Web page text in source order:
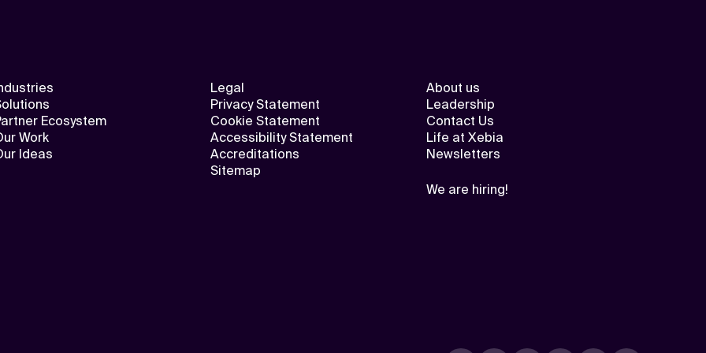
Ecosystem
Work
Ideas
Legal
Privacy Statement
Cookie Statement
Accessibility Statement
Accreditations
Sitemap
About us
Leadership
Contact Us
Life at Xebia
Newsletters
We are hiring!